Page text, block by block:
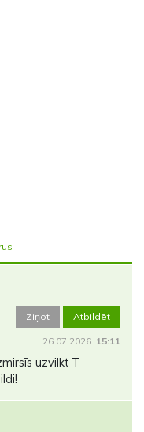
Ziņot Atbildēt
26.07.2026. 15:11
uzvilkt T